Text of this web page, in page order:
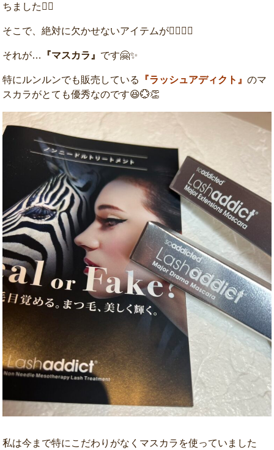
ちました💁‍♀️
そこで、絶対に欠かせないアイテムが☝🏻☝🏻
それが… 『マスカラ』 です🤗✨
特にルンルンでも販売している 『ラッシュアディクト』のマ
スカラがとても優秀なのです😆💮👏
私は今まで特にこだわりがなくマスカラを使っていました